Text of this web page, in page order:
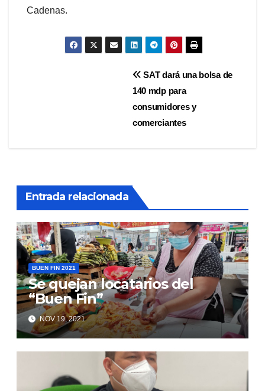
Cadenas.
SAT dará una bolsa de
140 mdp para
consumidores y
comerciantes
Entrada relacionada
BUEN FIN 2021
Se quejan locatarios del
“Buen Fin”
NOV 19, 2021